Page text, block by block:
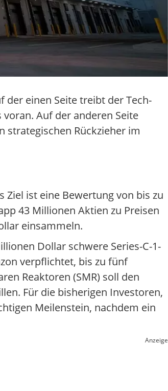
der einen Seite treibt der Tech-
Auf der anderen Seite
strategischen Rückzieher im
Ziel ist eine Bewertung von bis zu
43 Millionen Aktien zu Preisen
einsammeln.
Dollar schwere Series-C-1-
verpflichtet, bis zu fünf
Reaktoren (SMR) soll den
Für die bisherigen Investoren,
Meilenstein, nachdem ein
Anzeige